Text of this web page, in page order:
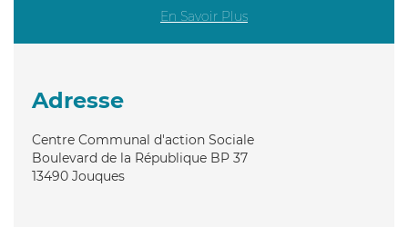
En Savoir Plus
Adresse
Centre Communal d'action Sociale
Boulevard de la République BP 37
13490 Jouques